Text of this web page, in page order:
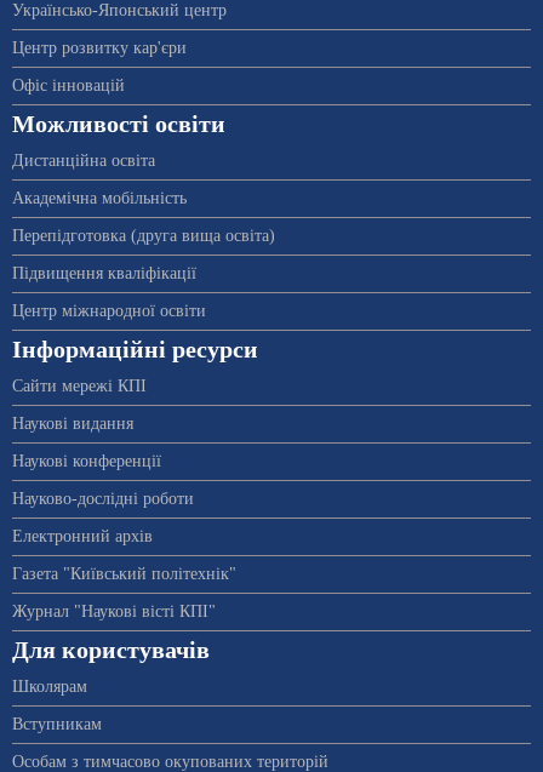
Українсько-Японський центр
Центр розвитку кар'єри
Офіс інновацій
Можливості освіти
Дистанційна освіта
Академічна мобільність
Перепідготовка (друга вища освіта)
Підвищення кваліфікації
Центр міжнародної освіти
Інформаційні ресурси
Сайти мережі КПІ
Наукові видання
Наукові конференції
Науково-дослідні роботи
Електронний архів
Газета "Київський політехнік"
Журнал "Наукові вісті КПІ"
Для користувачів
Школярам
Вступникам
Особам з тимчасово окупованих територій